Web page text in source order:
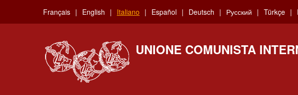
main
Français English Italiano Español Deutsch Русский Türkçe
UNIONE COMUNISTA